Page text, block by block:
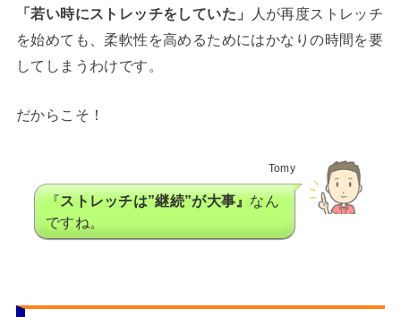
「若い時にストレッチをしていた」
人が再度ストレッチ
を始めても、柔軟性を高めるためにはかなりの時間を要
してしまうわけです。
だからこそ！
Tomy
『ストレッチは”継続”が大事』 なん
ですね。